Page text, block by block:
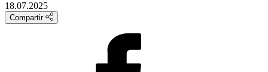
18.07.2025
Compartir